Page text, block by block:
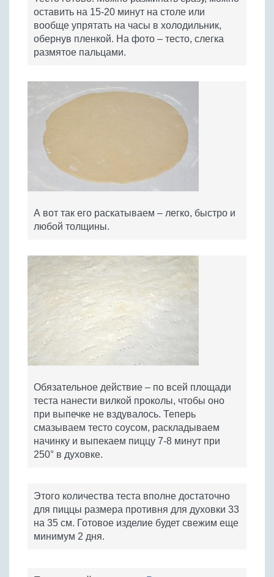
оставить на 15-20 минут на столе или
вообще упрятать на часы в холодильник,
обернув пленкой. На фото – тесто, слегка
размятое пальцами.
А вот так его раскатываем – легко, быстро и
любой толщины.
Обязательное действие – по всей площади
теста нанести вилкой проколы, чтобы оно
при выпечке не вздувалось. Теперь
смазываем тесто соусом, раскладываем
начинку и выпекаем пиццу 7-8 минут при
250° в духовке.
Этого количества теста вполне достаточно
для пиццы размера противня для духовки 33
на 35 см. Готовое изделие будет свежим еще
минимум 2 дня.